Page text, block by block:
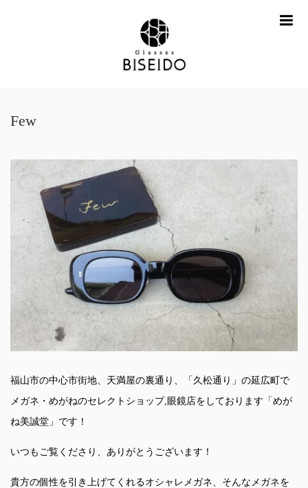
Few
福山市の中心市街地、天満屋の裏通り、「久松通り」の延広町で
メガネ・めがねのセレクトショップ,眼鏡店をしております「めが
ね美誠堂」です！
いつもご覧くださり、ありがとうございます！
貴方の個性を引き上げてくれるオシャレメガネ、そんなメガネを